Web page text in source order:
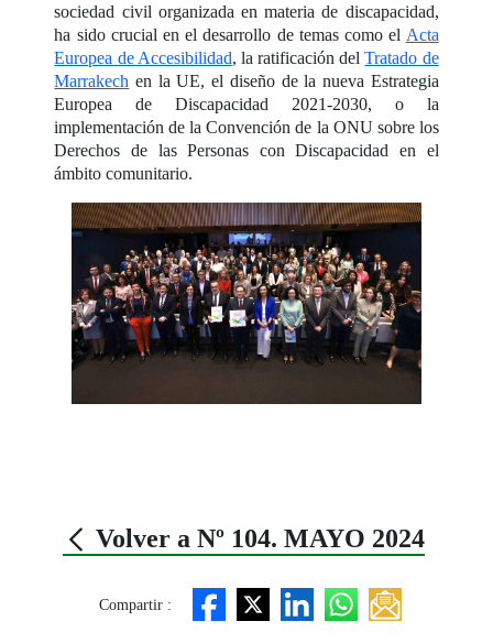
sociedad civil organizada en materia de discapacidad,
ha sido crucial en el desarrollo de temas como el Acta
Europea de Accesibilidad, la ratificación delTratado de
Marrakech en la UE, el diseño de la nueva Estrategia
Europea de Discapacidad 2021-2030, o la
implementación de la Convención de la ONU sobre los
Derechos de las Personas con Discapacidad en el
ámbito comunitario.
Volver a Nº 104. MAYO 2024
Compartir :